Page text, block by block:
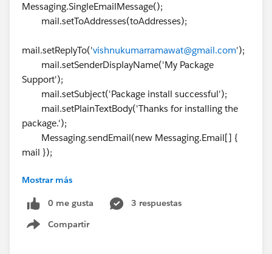
Messaging.SingleEmailMessage();
mail.setToAddresses(toAddresses);
mail.setReplyTo('vishnukumarramawat@gmail.com');
mail.setSenderDisplayName('My Package
Support');
mail.setSubject('Package install successful');
mail.setPlainTextBody('Thanks for installing the
package.');
Messaging.sendEmail(new Messaging.Email[] {
mail });
//Send mail to developer whenever new user
install it
toAddresses = new list<String>();
Mostrar más
0 me gusta
3 respuestas
Compartir
Show menu